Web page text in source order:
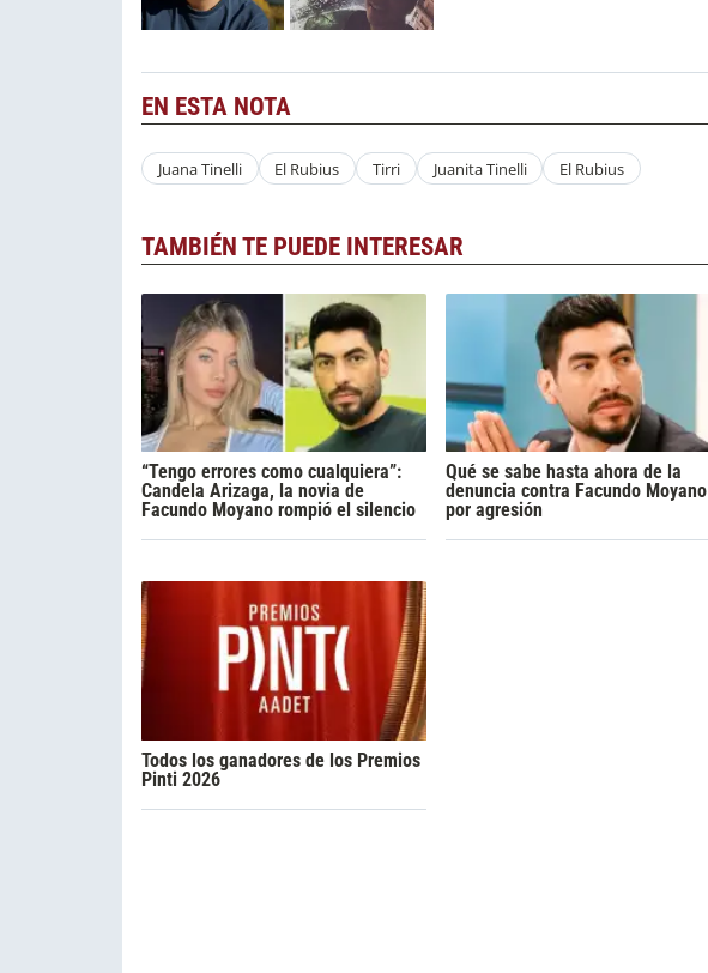
EN ESTA NOTA
Juana Tinelli El Rubius Tirri Juanita Tinelli El Rubius
TAMBIÉN TE PUEDE INTERESAR
“Tengo errores como cualquiera”:
Candela Arizaga, la novia de
Facundo Moyano rompió el silencio
Qué se sabe hasta ahora de la
denuncia contra Facundo Moyano
por agresión
Todos los ganadores de los Premios
Pinti 2026